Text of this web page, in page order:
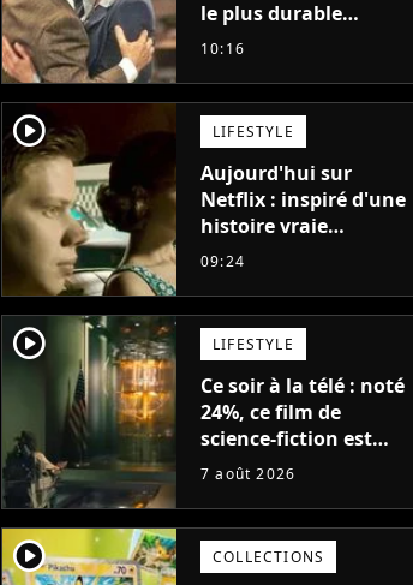
le plus durable
d'Hollywood : "Nous
après jour, et les jours
se sont transformés
en décennies"
10:16
player2 LIFESTYLE
Aujourd'hui sur
Netflix : inspiré d'une
histoire vraie
glaçante, c'est l'un
21ème siècle
09:24
player2 LIFESTYLE
Ce soir à la télé : noté
24%, ce film de
science-fiction est
complètement raté,
encore pire à cause de
son acteur
7 août 2026
player2 COLLECTIONS